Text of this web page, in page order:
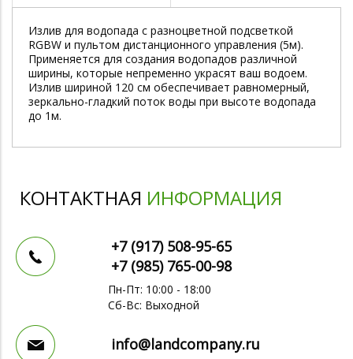
Излив для водопада с разноцветной подсветкой
RGBW и пультом дистанционного управления (5м).
Применяется для создания водопадов различной
ширины, которые непременно украсят ваш водоем.
Излив шириной 120 см обеспечивает равномерный,
зеркально-гладкий поток воды при высоте водопада
до 1м.
КОНТАКТНАЯ ИНФОРМАЦИЯ
+7 (917) 508-95-65
+7 (985) 765-00-98
Пн-Пт: 10:00 - 18:00
Сб-Вс: Выходной
info@landcompany.ru